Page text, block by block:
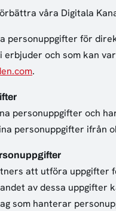
våra Digitala
personuppgifter för
och som kan
.
personuppgifter och
personuppgifter ifrån
att utföra uppgifter
av dessa uppgifter
som hanterar